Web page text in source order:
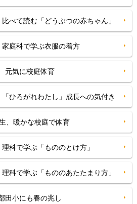
べて読む「どうぶつの赤ちゃん」
庭科で学ぶ衣服の着方
元気に校庭体育
ひろがれわたし」成長への気付き
、暖かな校庭で体育
科で学ぶ「もののとけ方」
科で学ぶ「もののあたたまり方」
田小にも春の兆し